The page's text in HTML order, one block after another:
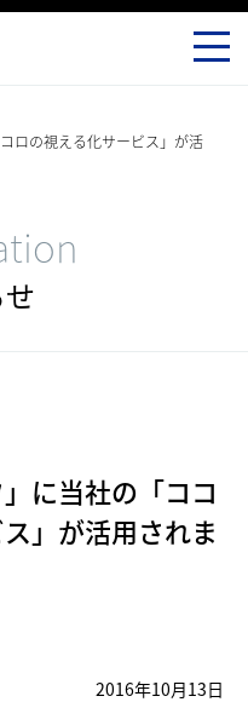
ロの視える化サービス」が活
に当社の「ココ
」が活用されま
2016年10月13日